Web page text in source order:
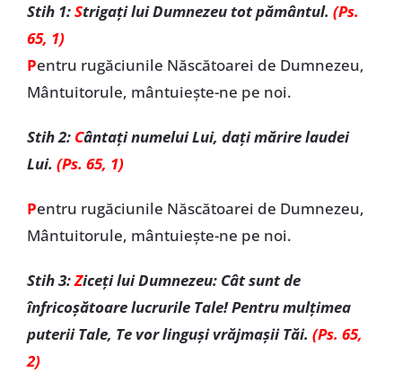
Stih 1:Strigați lui Dumnezeu tot pământul. (Ps.
65, 1)
Pentru rugăciunile Născătoarei de Dumnezeu,
Mântuitorule, mântuiește-ne pe noi.
Stih 2: Cântați numelui Lui, dați mărire laudei
Lui. (Ps. 65, 1)
Pentru rugăciunile Născătoarei de Dumnezeu,
Mântuitorule, mântuiește-ne pe noi.
Stih 3:Ziceți lui Dumnezeu: Cât sunt de
înfricoșătoare lucrurile Tale! Pentru mulțimea
puterii Tale, Te vor linguși vrăjmașii Tăi. (Ps. 65,
2)